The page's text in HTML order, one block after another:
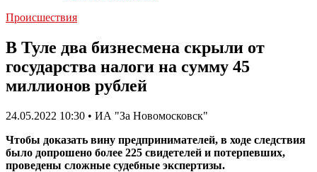
Происшествия
В Туле два бизнесмена скрыли от
государства налоги на сумму 45
миллионов рублей
24.05.2022 10:30 • ИА "За Новомосковск"
Чтобы доказать вину предпринимателей, в ходе следствия
было допрошено более 225 свидетелей и потерпевших,
проведены сложные судебные экспертизы.